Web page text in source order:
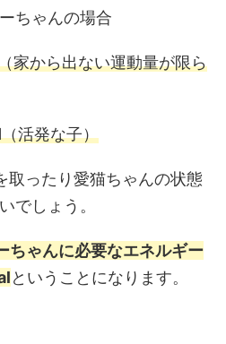
ちゃんの場合
家から出ない運動量が限ら
活発な子）
取ったり愛猫ちゃんの状態
でしょう。
ちゃんに必要なエネルギー
ということになります。